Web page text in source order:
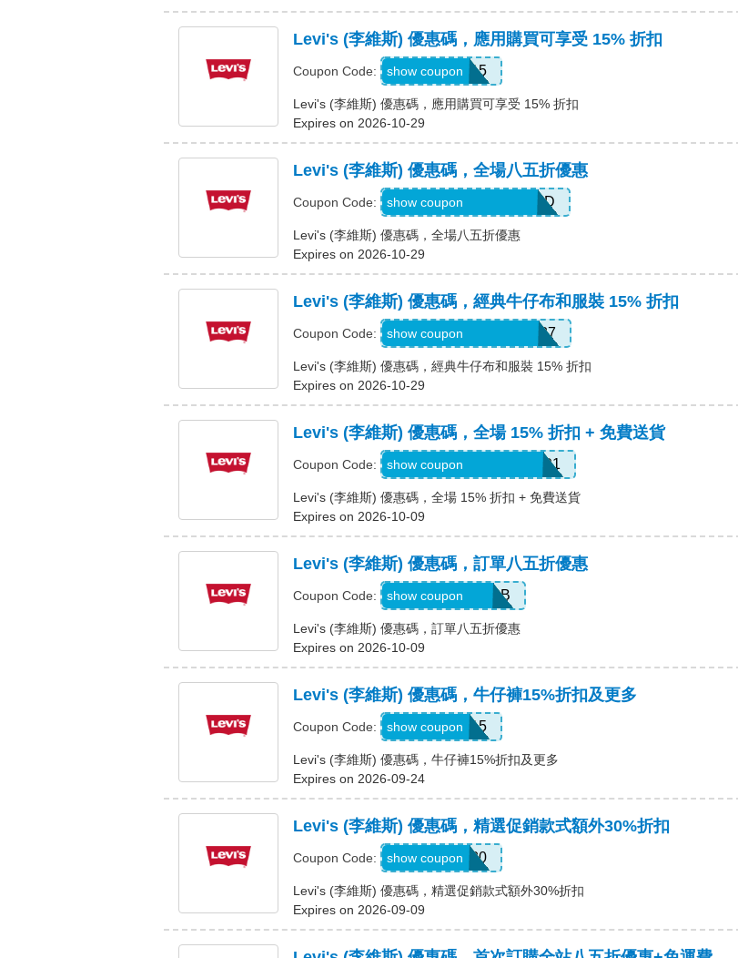
Levi's (李維斯) 優惠碼，應用購買可享受 15% 折扣
Coupon Code: APP15
show coupon
Levi's (李維斯) 優惠碼，應用購買可享受 15% 折扣
Expires on 2026-10-29
Levi's (李維斯) 優惠碼，全場八五折優惠
Coupon Code: LWD-G11X-FBNP-3PLD
show coupon
Levi's (李維斯) 優惠碼，全場八五折優惠
Expires on 2026-10-29
Levi's (李維斯) 優惠碼，經典牛仔布和服裝 15% 折扣
Coupon Code: LWD-N3LK-BDNK-3C37
show coupon
Levi's (李維斯) 優惠碼，經典牛仔布和服裝 15% 折扣
Expires on 2026-10-29
Levi's (李維斯) 優惠碼，全場 15% 折扣 + 免費送貨
Coupon Code: LWD-PNGC-FNBY-7NP1
show coupon
Levi's (李維斯) 優惠碼，全場 15% 折扣 + 免費送貨
Expires on 2026-10-09
Levi's (李維斯) 優惠碼，訂單八五折優惠
Coupon Code: GSG15FEB25GB
show coupon
Levi's (李維斯) 優惠碼，訂單八五折優惠
Expires on 2026-10-09
Levi's (李維斯) 優惠碼，牛仔褲15%折扣及更多
Coupon Code: SUMMER15
show coupon
Levi's (李維斯) 優惠碼，牛仔褲15%折扣及更多
Expires on 2026-09-24
Levi's (李維斯) 優惠碼，精選促銷款式額外30%折扣
Coupon Code: HURRY30
show coupon
Levi's (李維斯) 優惠碼，精選促銷款式額外30%折扣
Expires on 2026-09-09